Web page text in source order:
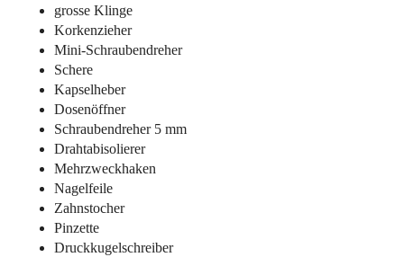
grosse Klinge
Korkenzieher
Mini-Schraubendreher
Schere
Kapselheber
Dosenöffner
Schraubendreher 5 mm
Drahtabisolierer
Mehrzweckhaken
Nagelfeile
Zahnstocher
Pinzette
Druckkugelschreiber